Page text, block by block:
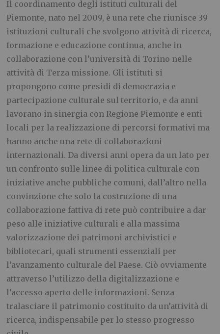
Il coordinamento degli istituti culturali del
Piemonte, nato nel 2009, è una rete che riunisce 39
istituzioni culturali che svolgono attività di ricerca,
formazione e educazione continua, anche in
collaborazione con l’università di Torino nelle
attività di Terza missione. Gli istituti si
propongono come presidi di democrazia e
partecipazione culturale sul territorio, e da anni
lavorano in sinergia con Regione Piemonte e enti
locali per la realizzazione di percorsi formativi ma
hanno anche una rete di collaborazioni
internazionali. Da diversi anni opera da un lato per
un confronto sulle linee di politica culturale con
iniziative anche pubbliche comuni, dall’altro nella
convinzione che solo la costruzione di una
collaborazione fattiva di rete può contribuire a dar
peso alle iniziative culturali e alla massima
valorizzazione dei patrimoni archivistici e
bibliotecari, quali strumenti essenziali per
l’avanzamento culturale del Paese. Ciò ovviamente
attraverso l’utilizzo della digitalizzazione e
l’accesso aperto delle informazioni. Senza
tralasciare il patrimonio costituito da un’attività di
ricerca, indispensabile per lo stesso progresso